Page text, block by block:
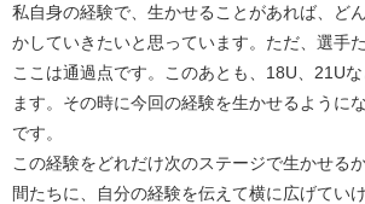
私自身の経験で、生かせることがあれば、ど
かしていきたいと思っています。ただ、選手
ここは通過点です。このあとも、18U、21Uな
ます。その時に今回の経験を生かせるように
です。
この経験をどれだけ次のステージで生かせる
間たちに、自分の経験を伝えて横に広げてい